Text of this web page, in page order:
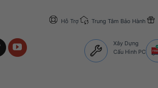
Hỗ Trợ Trung Tâm Bảo Hành
Xây Dựng
Cấu Hình PC